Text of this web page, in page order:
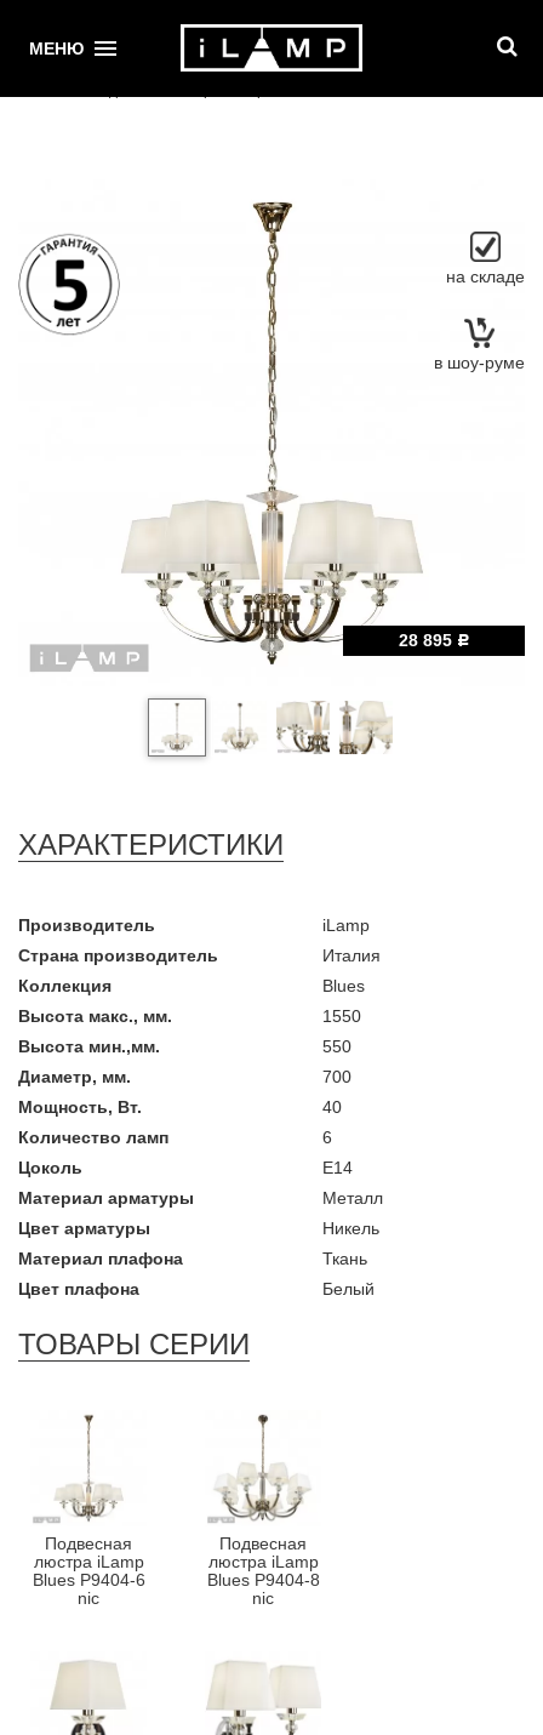
МЕНЮ
на складе
в шоу-руме
28 895 Р
ХАРАКТЕРИСТИКИ
Производитель
iLamp
Страна производитель
Италия
Коллекция
Blues
Высота макс., мм.
1550
Высота мин.,мм.
550
Диаметр, мм.
700
Мощность, Вт.
40
Количество ламп
6
Цоколь
Е14
Материал арматуры
Металл
Цвет арматуры
Никель
Материал плафона
Ткань
Цвет плафона
Белый
ТОВАРЫ СЕРИИ
Подвесная
люстра iLamp
Blues P9404-6
nic
Подвесная
люстра iLamp
Blues P9404-8
nic